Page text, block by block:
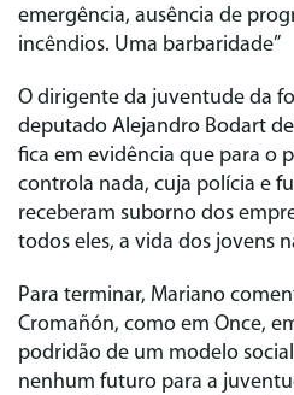
emergência, ausência de
incêndios. Uma barbaridade”
O dirigente da juventude da
deputado Alejandro Bodart
fica em evidência que para o
controla nada, cuja polícia e
receberam suborno dos
todos eles, a vida dos jovens
Para terminar, Mariano
Cromañón, como em Once,
podridão de um modelo
nenhum futuro para a